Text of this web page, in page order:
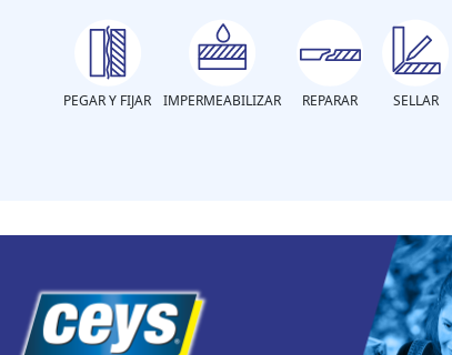
PEGAR Y FIJAR IMPERMEABILIZAR REPARAR SELLAR